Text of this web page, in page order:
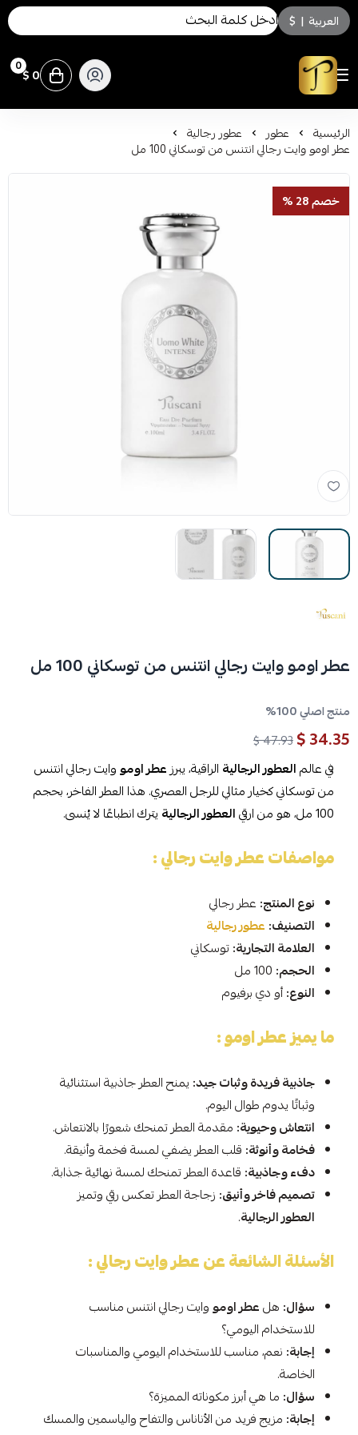
العربية |
$
توسكاني للعطور
0 0 $
الرئيسية عطور عطور رجالية
عطر اومو وايت رجالي انتنس من توسكاني 100 مل
خصم 28 %
عطر اومو وايت رجالي انتنس من توسكاني 100 مل
منتج اصلي 100%
34.35 $
47.93 $
في عالمالعطور الرجالية الراقية، يبرزعطر اومووايت رجالي انتنس
من توسكاني كخيار مثالي للرجل العصري. هذا العطر الفاخر، بحجم
100 مل، هو من ارقي
العطور الرجالية يترك انطباعًا لا يُنسى.
مواصفات عطر وايت رجالي :
نوع المنتج: عطر رجالي
التصنيف: عطور رجالية
العلامة التجارية:توسكاني
الحجم:
النوع:أو دي برفيوم
ما يميز عطر اومو :
جاذبية فريدة وثبات جيد: يمنح العطر جاذبية استثنائية
وثباتًا يدوم طوال اليوم.
انتعاش وحيوية: مقدمة العطر تمنحك شعورًا بالانتعاش.
فخامة وأنوثة: قلب العطر يضفي لمسة فخمة وأنيقة.
دفء وجاذبية: قاعدة العطر تمنحك لمسة نهائية جذابة.
تصميم فاخر وأنيق: زجاجة العطر تعكس رقي وتميز
العطور الرجالية.
الأسئلة الشائعة عن عطر وايت رجالي :
سؤال: هلعطر اومووايت رجالي انتنس مناسب
للاستخدام اليومي؟
إجابة: نعم، مناسب للاستخدام اليومي والمناسبات
الخاصة.
سؤال: ما هي أبرز مكوناته المميزة؟
إجابة: مزيج فريد من الأناناس والتفاح والياسمين والمسك